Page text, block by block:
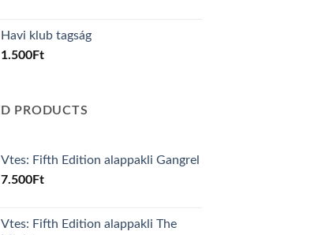
600Ft.100Ft.
Havi klub tagság
1.500Ft
PRODUCTS
Vtes: Fifth Edition alappakli Gangrel
7.500Ft
Vtes: Fifth Edition alappakli The